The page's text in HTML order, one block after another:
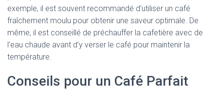
exemple, il est souvent recommandé d’utiliser un café
fraîchement moulu pour obtenir une saveur optimale. De
même, il est conseillé de préchauffer la cafetière avec de
l’eau chaude avant d’y verser le café pour maintenir la
température.
Conseils pour un Café Parfait